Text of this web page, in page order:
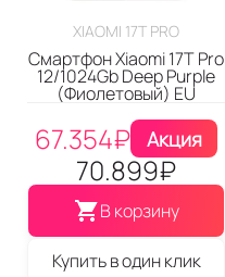
XIAOMI 17T PRO
Смартфон Xiaomi 17T Pro
12/1024Gb Deep Purple
(Фиолетовый) EU
67.354₽ Акция
70.899₽
В корзину
Купить в один клик